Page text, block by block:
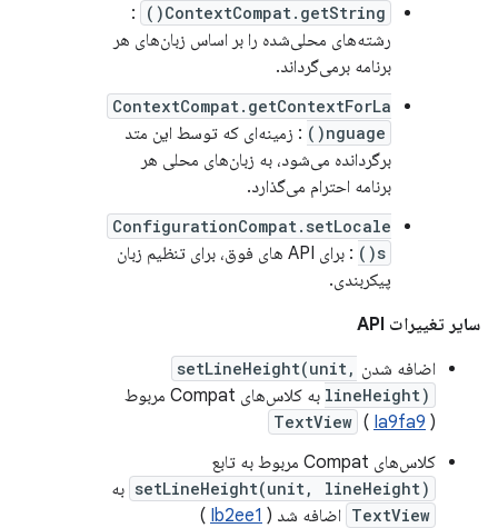
ContextCompat.getString()
:
رشته‌های محلی‌شده را بر اساس زبان‌های هر
برنامه برمی‌گرداند.
ContextCompat.getContextForLa
nguage()
: زمینه‌ای که توسط این متد
برگردانده می‌شود، به زبان‌های محلی هر
برنامه احترام می‌گذارد.
ConfigurationCompat.setLocale
s()
: برای API های فوق، برای تنظیم زبان
پیکربندی.
سایر تغییرات API
اضافه شدن setLineHeight(unit,
lineHeight) به کلاس‌های Compat مربوط
TextView ( Ia9fa9 )
کلاس‌های Compat مربوط به تابع
setLineHeight(unit, lineHeight) به
TextView اضافه شد ( Ib2ee1
)